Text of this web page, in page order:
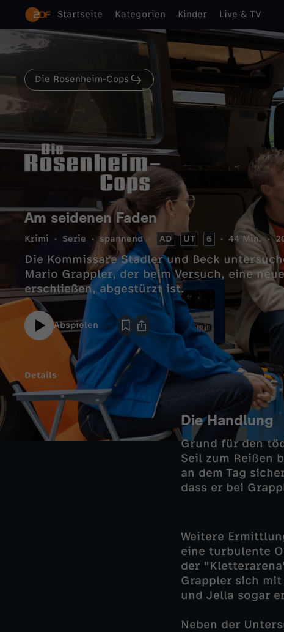
Startseite Kategorien Kinder Live & TV
Die Rosenheim-Cops
Am seidenen Faden
Krimi Serie spannend AD UT 6 44 Min.
Die Kommissare Stadler und Beck
Mario Grappler, der beim Versuch, eine
erschließen, abgestürzt ist.
Abspielen
Details
Die Handlung
Grund für den
Seil zum Reißen
an dem Tag
dass er bei
Weitere
eine turbulente
der
Grappler sich
und Jella sogar
Neben der